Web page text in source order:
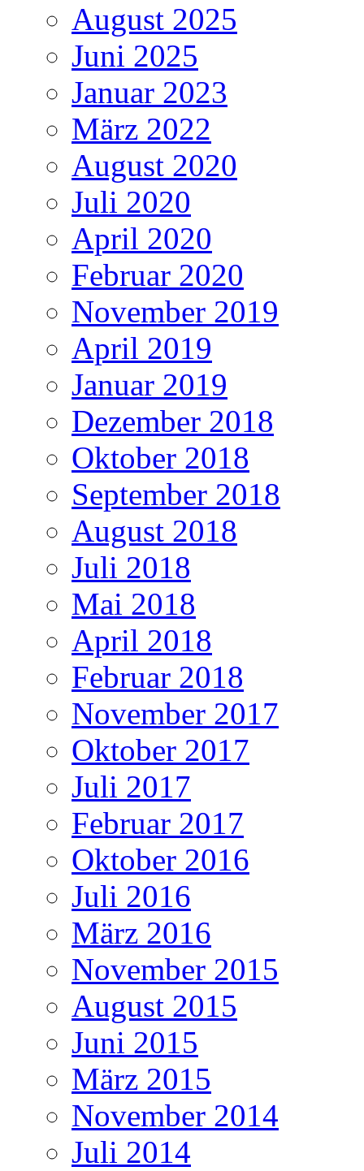
August 2025
Juni 2025
Januar 2023
März 2022
August 2020
Juli 2020
April 2020
Februar 2020
November 2019
April 2019
Januar 2019
Dezember 2018
Oktober 2018
September 2018
August 2018
Juli 2018
Mai 2018
April 2018
Februar 2018
November 2017
Oktober 2017
Juli 2017
Februar 2017
Oktober 2016
Juli 2016
März 2016
November 2015
August 2015
Juni 2015
März 2015
November 2014
Juli 2014